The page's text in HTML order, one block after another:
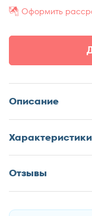
Оформить
Описание
Характеристики
Отзывы
Оставить